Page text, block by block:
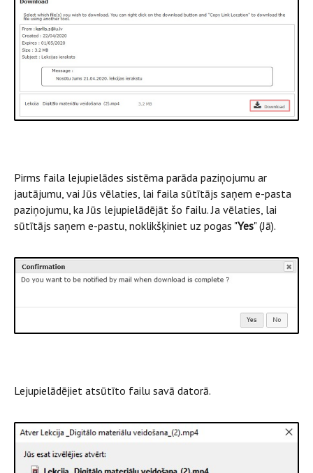
Pirms faila lejupielādes sistēma parāda paziņojumu ar
jautājumu, vai Jūs vēlaties, lai faila sūtītājs saņem e-pasta
paziņojumu, ka Jūs lejupielādējāt šo failu. Ja vēlaties, lai
sūtītājs saņem e-pastu, noklikšķiniet uz pogas "Yes" (Jā).
Lejupielādējiet atsūtīto failu savā datorā.